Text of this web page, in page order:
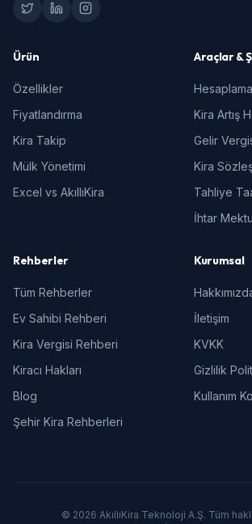
Ürün
Özellikler
Fiyatlandırma
Kira Takip
Mülk Yönetimi
Excel vs AkıllıKira
Araçlar &
Kira Artış
Gelir
Kira
Tahliye
İhtar
Rehberler
Tüm Rehberler
Ev Sahibi Rehberi
Kira Vergisi Rehberi
Kiracı Hakları
Blog
Şehir Kira Rehberleri
Kurumsal
İletişim
KVKK
Gizlilik
Kullanım
© 2026 AkıllıKira Teknoloji A.Ş. Tüm